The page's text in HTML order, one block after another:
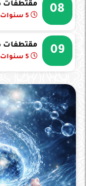
08 مقتطفات
09 مقتطفات